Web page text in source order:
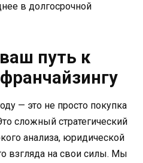
в долгосрочной
путь к
— это не просто покупка
сложный стратегический
анализа, юридической
взгляда на свои силы. Мы